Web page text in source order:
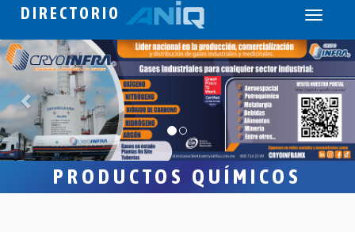
DIRECTORIO
Toggle
PRODUCTOS QUÍMICOS